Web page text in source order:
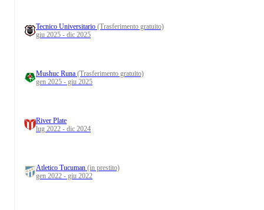
Tecnico Universitario (Trasferimento gratuito)
giu 2025 - dic 2025
Mushuc Runa (Trasferimento gratuito)
gen 2025 - giu 2025
River Plate
lug 2022 - dic 2024
Atletico Tucuman (in prestito)
gen 2022 - giu 2022